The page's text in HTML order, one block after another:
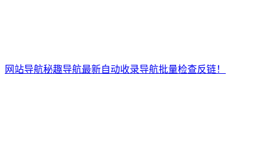
网站导航秘趣导航最新自动收录导航批量检查反链！